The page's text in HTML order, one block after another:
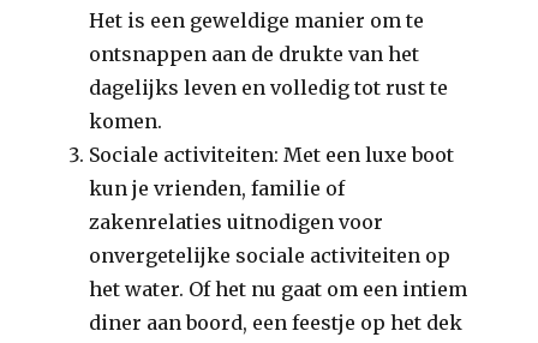
Het is een geweldige manier om te
ontsnappen aan de drukte van het
dagelijks leven en volledig tot rust te
komen.
Sociale activiteiten: Met een luxe boot
kun je vrienden, familie of
zakenrelaties uitnodigen voor
onvergetelijke sociale activiteiten op
het water. Of het nu gaat om een ​​intiem
diner aan boord, een feestje op het dek